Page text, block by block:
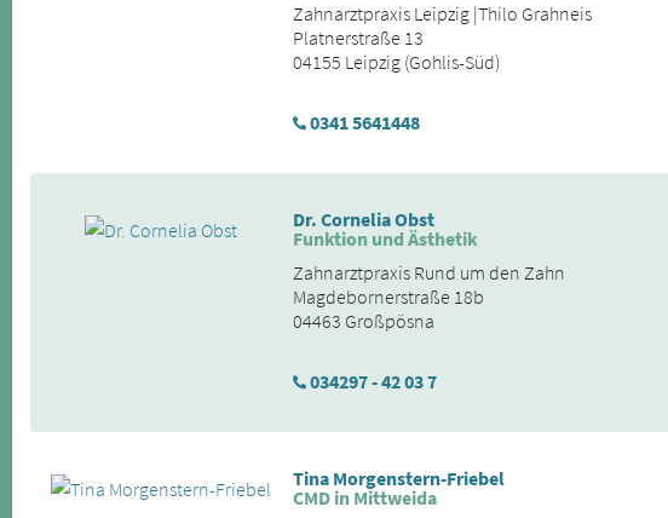
Zahnarztpraxis Leipzig |Thilo Grahneis
Platnerstraße 13
04155 Leipzig (Gohlis-Süd)
0341 5641448
Dr. Cornelia Obst
Funktion und Ästhetik
Zahnarztpraxis Rund um den Zahn
Magdebornerstraße 18b
04463 Großpösna
034297 - 42 03 7
Tina Morgenstern-Friebel
CMD in Mittweida